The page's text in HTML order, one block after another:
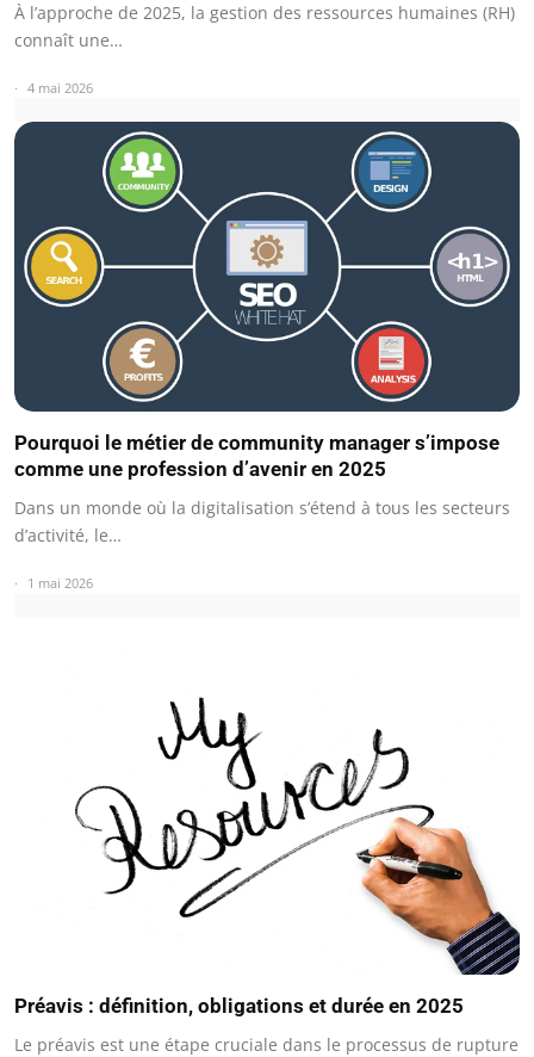
À l’approche de 2025, la gestion des ressources humaines (RH)
connaît une…
4 mai 2026
Pourquoi le métier de community manager s’impose
comme une profession d’avenir en 2025
Dans un monde où la digitalisation s’étend à tous les secteurs
d’activité, le…
1 mai 2026
Préavis : définition, obligations et durée en 2025
Le préavis est une étape cruciale dans le processus de rupture